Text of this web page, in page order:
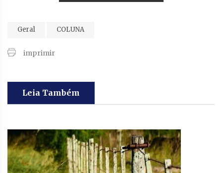
Geral COLUNA
imprimir
Leia Também